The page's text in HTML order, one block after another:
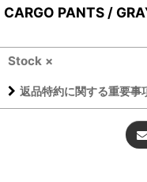
CARGO PANTS /
Stock ×
返品特約に関する重要事